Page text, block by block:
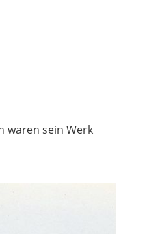
waren sein Werk